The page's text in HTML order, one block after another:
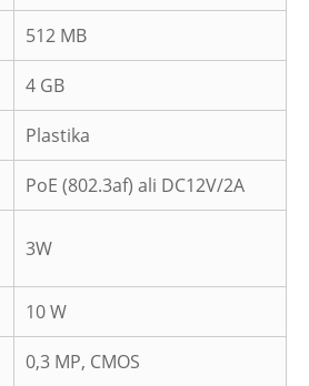
512 MB
4 GB
Plastika
PoE (802.3af) ali DC12V/2A
3W
10 W
0,3 MP, CMOS